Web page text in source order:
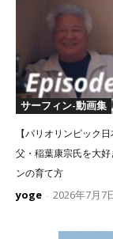
サーフィン-動画集
【パリオリンピック
父・稲葉康宗氏を大
ンの育て方
yoge - 2026年7月7